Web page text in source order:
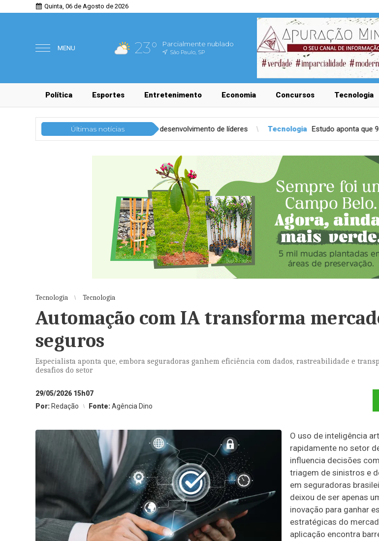
Quinta, 06 de Agosto de 2026
MENU 23° Parcialmente nublado
São Paulo, SP
Política Esportes Entretenimento Economia Concursos Tecnologia
Últimas notícias
da gamificação no desenvolvimento de líderes Tecnologia Estudo aponta que 95% dos projetos de IA
Tecnologia Tecnologia
Automação com IA transforma
seguros
Especialista aponta que, embora seguradoras ganhem eficiência com dados, rastreabilidade e
desafios do setor
29/05/2026 15h07
Por: Redação Fonte:Agência Dino
O uso de inteligência
rapidamente no setor
influencia decisões
triagem de sinistros e
em seguradoras
deixou de ser apenas
inovação para ganhar
estratégicas do
aplicação encontra